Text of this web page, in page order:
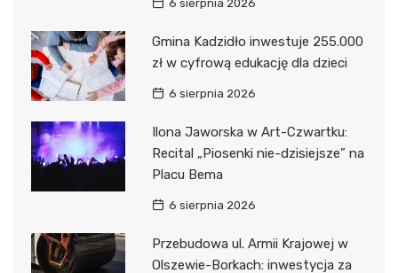
6 sierpnia 2026
Gmina Kadzidło inwestuje 255.000
zł w cyfrową edukację dla dzieci
6 sierpnia 2026
Ilona Jaworska w Art-Czwartku:
Recital „Piosenki nie-dzisiejsze” na
Placu Bema
6 sierpnia 2026
Przebudowa ul. Armii Krajowej w
Olszewie-Borkach: inwestycja za